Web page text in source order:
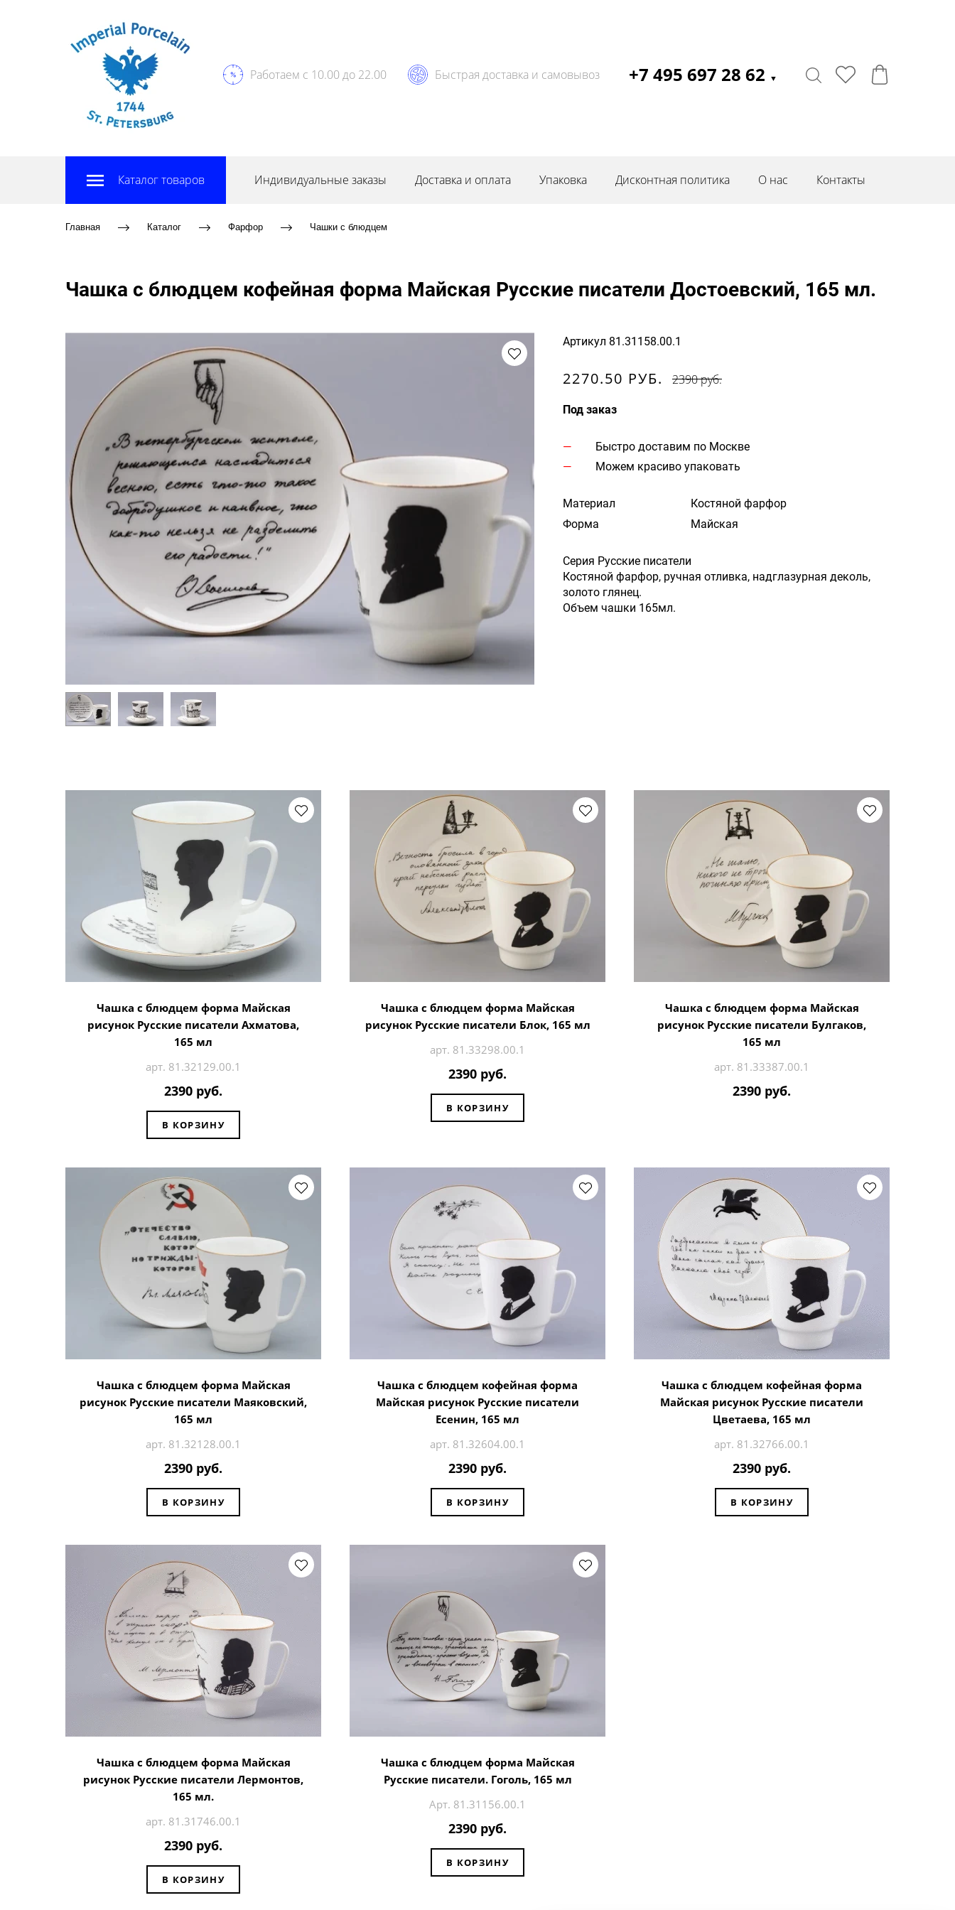
Работаем с 10.00 до 22.00 Быстрая доставка и самовывоз +7 495 697 28 62 ▼
Каталог товаров Индивидуальные заказы Доставка и оплата Упаковка Дисконтная политика О нас Контакты
Главная Каталог Фарфор Чашки с блюдцем
Чашка с блюдцем кофейная форма Майская Русские писатели Достоевский, 165 мл.
Артикул 81.31158.00.1
2270.50 РУБ. 2390 руб.
Под заказ
Быстро доставим по Москве
Можем красиво упаковать
Материал
Костяной фарфор
Форма
Майская
Серия Русские писатели
Костяной фарфор, ручная отливка, надглазурная деколь,
золото глянец.
Объем чашки 165мл.
Чашка с блюдцем форма Майская
рисунок Русские писатели Ахматова,
165 мл
арт. 81.32129.00.1
2390 руб.
В КОРЗИНУ
Чашка с блюдцем форма Майская
рисунок Русские писатели Блок, 165 мл
арт. 81.33298.00.1
2390 руб.
В КОРЗИНУ
Чашка с блюдцем форма Майская
рисунок Русские писатели Булгаков,
165 мл
арт. 81.33387.00.1
2390 руб.
Чашка с блюдцем форма Майская
рисунок Русские писатели Маяковский,
165 мл
арт. 81.32128.00.1
2390 руб.
В КОРЗИНУ
Чашка с блюдцем кофейная форма
Майская рисунок Русские писатели
Есенин, 165 мл
арт. 81.32604.00.1
2390 руб.
В КОРЗИНУ
Чашка с блюдцем кофейная форма
Майская рисунок Русские писатели
Цветаева, 165 мл
арт. 81.32766.00.1
2390 руб.
В КОРЗИНУ
Чашка с блюдцем форма Майская
рисунок Русские писатели Лермонтов,
165 мл.
арт. 81.31746.00.1
2390 руб.
В КОРЗИНУ
Чашка с блюдцем форма Майская
Русские писатели. Гоголь, 165 мл
Арт. 81.31156.00.1
2390 руб.
В КОРЗИНУ